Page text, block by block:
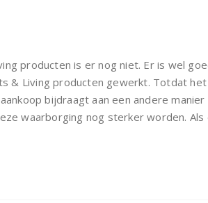
producten is er nog niet. Er is wel
& Living producten gewerkt. Totdat
bijdraagt aan een andere manier
waarborging nog sterker worden.